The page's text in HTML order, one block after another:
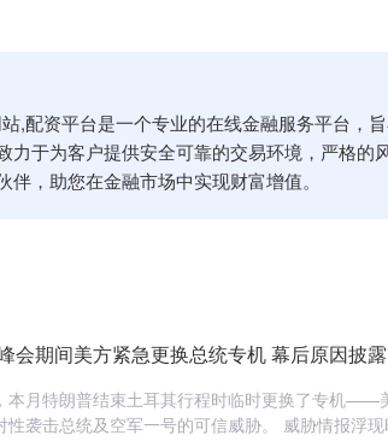
,配资平台是一个专业的在线金融服务平台
于为客户提供安全可靠的交易环境，严格
，助您在金融市场中实现财富增值。
会期间美方紧急更换总统专机 幕后原因披露
本月特朗普结束土耳其行程时临时更换了专机——
性袭击总统及空军一号的可信威胁。 威胁情报浮